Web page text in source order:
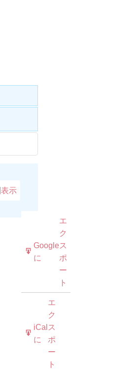
表示
購
読
Google
に
エ
ク
ス
ポ
ー
ト
iCal
に
エ
ク
ス
ポ
ー
ト